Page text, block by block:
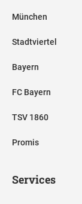
München
Stadtviertel
Bayern
FC Bayern
TSV 1860
Promis
Services